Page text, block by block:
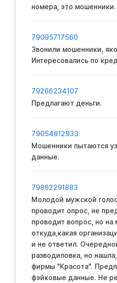
номера, это мошенники.
79095717560
Звонили мошенники,
Интересовались по
79266234107
Предлагают деньги.
79054812933
Мошенники пытаются
данные.
79862291883
Молодой мужской
проводит опрос, не
проводит вопрос, но на
откуда,какая
и не ответил.
разводиловка, но
фирмы "Красота".
фэйковые данные. Не